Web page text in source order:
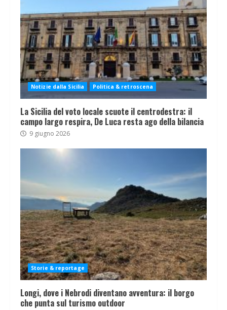
Notizie dalla Sicilia Politica & retroscena
La Sicilia del voto locale scuote il centrodestra: il
campo largo respira, De Luca resta ago della bilancia
9 giugno 2026
Storie & reportage
Longi, dove i Nebrodi diventano avventura: il borgo
che punta sul turismo outdoor